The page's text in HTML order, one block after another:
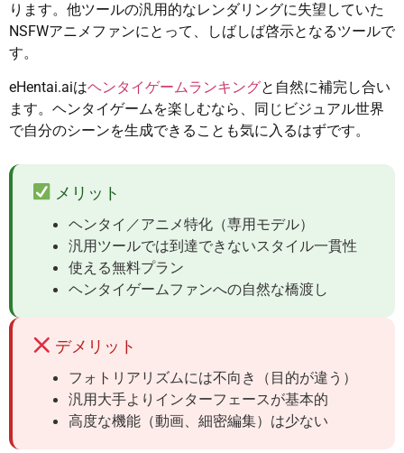
ります。他ツールの汎用的なレンダリングに失望していた
NSFWアニメファンにとって、しばしば啓示となるツールで
す。
eHentai.aiはヘンタイゲームランキングと自然に補完し合い
ます。ヘンタイゲームを楽しむなら、同じビジュアル世界
で自分のシーンを生成できることも気に入るはずです。
メリット
ヘンタイ／アニメ特化（専用モデル）
汎用ツールでは到達できないスタイル一貫性
使える無料プラン
ヘンタイゲームファンへの自然な橋渡し
デメリット
フォトリアリズムには不向き（目的が違う）
汎用大手よりインターフェースが基本的
高度な機能（動画、細密編集）は少ない